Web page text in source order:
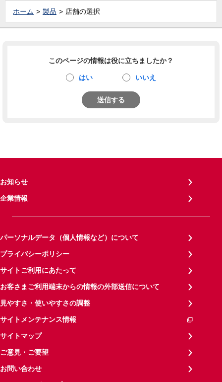
ホーム 製品 店舗の選択
このページの情報は役に立ちましたか？
はい いいえ
送信する
お知らせ
企業情報
パーソナルデータ（個人情報など）について
プライバシーポリシー
サイトご利用にあたって
お客さまご利用端末からの情報の外部送信について
見やすさ・使いやすさの調整
サイトメンテナンス情報
サイトマップ
ご意見・ご要望
お問い合わせ